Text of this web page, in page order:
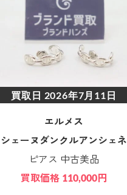
買取日 2026年7月11日
エルメス
シェーヌダンクルアンシェネ
ピアス 中古美品
買取価格 110,000円